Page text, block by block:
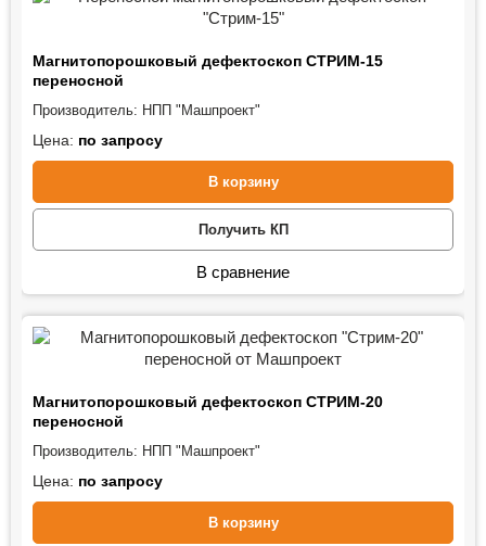
Магнитопорошковый дефектоскоп СТРИМ-15
переносной
Производитель: НПП "Машпроект"
Цена: по запросу
В корзину
Получить КП
В сравнение
Магнитопорошковый дефектоскоп СТРИМ-20
переносной
Производитель: НПП "Машпроект"
Цена: по запросу
В корзину